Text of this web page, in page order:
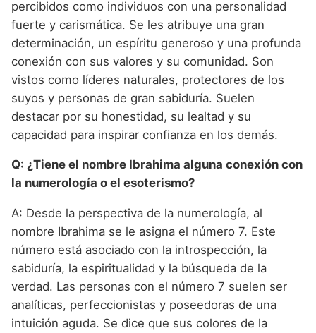
percibidos como individuos con una personalidad
fuerte y carismática. Se les atribuye una gran
determinación, un espíritu generoso y una profunda
conexión con sus valores y su comunidad. Son
vistos como líderes naturales, protectores de los
suyos y personas de gran sabiduría. Suelen
destacar por su honestidad, su lealtad y su
capacidad para inspirar confianza en los demás.
Q: ¿Tiene el nombre Ibrahima alguna conexión con
la numerología o el esoterismo?
A: Desde la perspectiva de la numerología, al
nombre Ibrahima se le asigna el número 7. Este
número está asociado con la introspección, la
sabiduría, la espiritualidad y la búsqueda de la
verdad. Las personas con el número 7 suelen ser
analíticas, perfeccionistas y poseedoras de una
intuición aguda. Se dice que sus colores de la